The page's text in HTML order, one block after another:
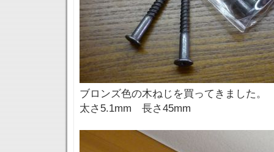
ブロンズ色の木ねじを買ってきました。
太さ5.1mm 長さ45mm